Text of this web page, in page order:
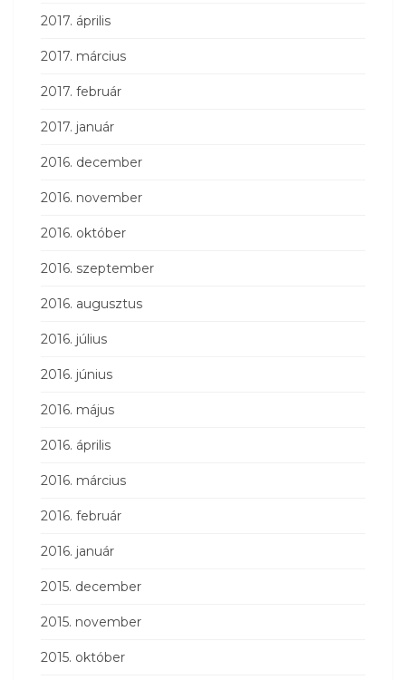
2017. április
2017. március
2017. február
2017. január
2016. december
2016. november
2016. október
2016. szeptember
2016. augusztus
2016. július
2016. június
2016. május
2016. április
2016. március
2016. február
2016. január
2015. december
2015. november
2015. október